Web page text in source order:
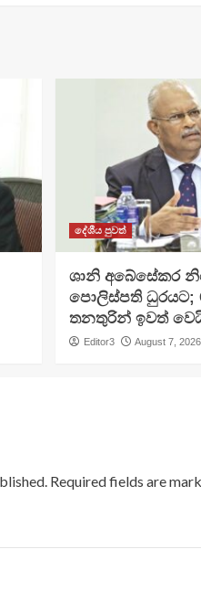
දේශීය පුවත්
ශානි අබේසේකර
පොලිස්පති ධුරයට;
තනතුරින් ඉවත්
Editor3 August 7, 2026
Required fields are